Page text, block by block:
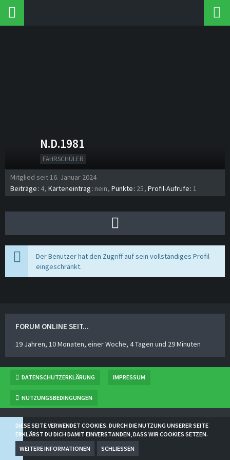
N.D.1981
FAHRSCHÜLER
Mitglied seit 16. Januar 2024
Beiträge 4 Karteneintrag nein Punkte 25 Profil-Aufrufe 1
Der Benutzer hat den Zugriff auf sein vollständiges Profil
eingeschränkt.
FORUM ONLINE SEIT...
19 Jahren, 10 Monaten, einer Woche, 4 Tagen und 29 Minuten
DATENSCHUTZERKLÄRUNG IMPRESSUM
NUTZUNGSBEDINGUNGEN
BBCODESAMMLUNGVONNORSE
COMMUNITY-SOFTWARE:WOLTLAB SUITE™ 5.2.21
COMMUNITY-DESIGN:COMMUNITYVONSGTKANEKI | SK-DESIGNZ.DE
DIESE SEITE VERWENDET COOKIES. DURCH DIE NUTZUNG UNSERER SEITE
ERKLÄRST DU DICH DAMIT EINVERSTANDEN, DASS WIR COOKIES SETZEN.
WEITERE INFORMATIONEN
SCHLIESSEN